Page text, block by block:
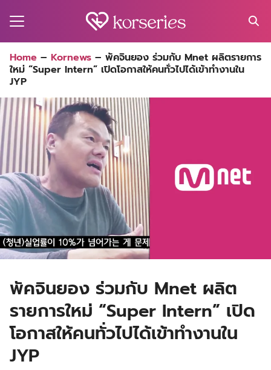
for:
Home – Kornews – พัคจินยอง ร่วมกับ Mnet ผลิตรายการ
ใหม่ “Super Intern” เปิดโอกาสให้คนทั่วไปได้เข้าทำงานใน
JYP
พัคจินยอง ร่วมกับ Mnet ผลิต
รายการใหม่ “Super Intern” เปิด
โอกาสให้คนทั่วไปได้เข้าทำงานใน
JYP